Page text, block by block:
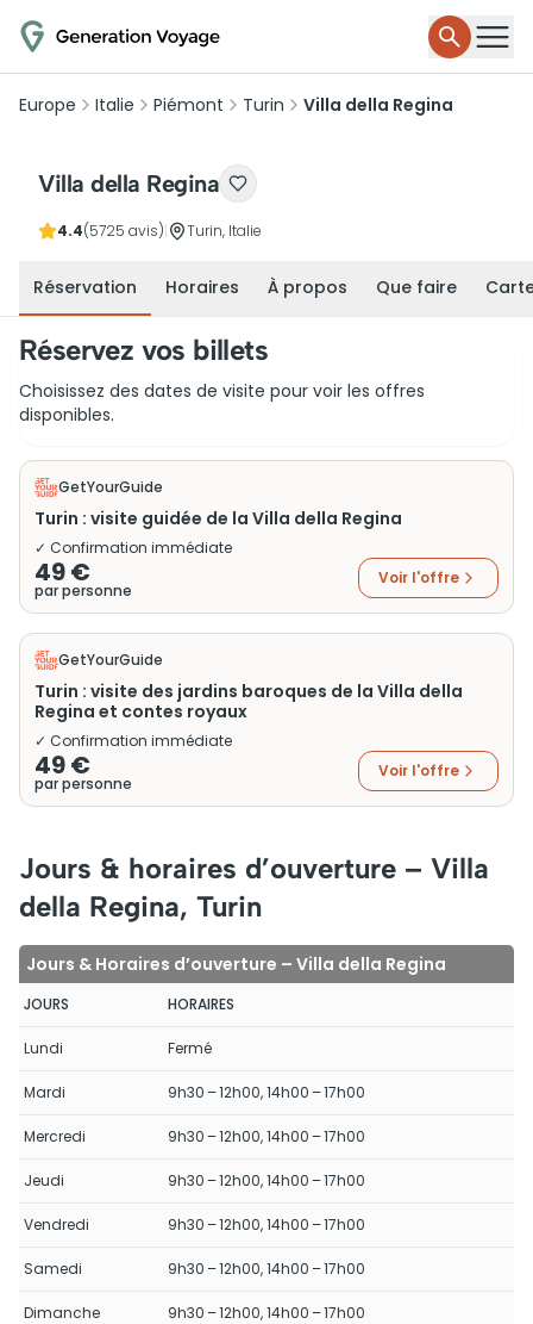
Europe Italie Piémont Turin Villa della Regina
Villa della Regina
4.4(5725 avis) Turin, Italie
Réservation Horaires À propos Que faire
Réservez vos billets
Choisissez des dates de visite pour voir les offres
disponibles.
GetYourGuide
Turin : visite guidée de la Villa della Regina
✓ Confirmation immédiate
49 €
par personne
Voir l'offre
GetYourGuide
Turin : visite des jardins baroques de la Villa della
Regina et contes royaux
✓ Confirmation immédiate
49 €
par personne
Voir l'offre
Jours & horaires d’ouverture – Villa
della Regina, Turin
Jours & Horaires d’ouverture – Villa della Regina
JOURS HORAIRES
Lundi Fermé
Mardi 9h30 – 12h00, 14h00 – 17h00
Mercredi 9h30 – 12h00, 14h00 – 17h00
Jeudi 9h30 – 12h00, 14h00 – 17h00
Vendredi 9h30 – 12h00, 14h00 – 17h00
Samedi 9h30 – 12h00, 14h00 – 17h00
Dimanche 9h30 – 12h00, 14h00 – 17h00